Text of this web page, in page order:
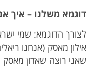
דוגמא משלנו – איך
לצורך הדוגמא: שמי
אילון מאסק (אנחנו
שאני רוצה שאדון מאסק